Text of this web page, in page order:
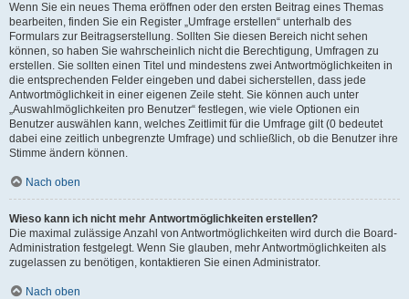
Wenn Sie ein neues Thema eröffnen oder den ersten Beitrag eines Themas
bearbeiten, finden Sie ein Register „Umfrage erstellen“ unterhalb des
Formulars zur Beitragserstellung. Sollten Sie diesen Bereich nicht sehen
können, so haben Sie wahrscheinlich nicht die Berechtigung, Umfragen zu
erstellen. Sie sollten einen Titel und mindestens zwei Antwortmöglichkeiten in
die entsprechenden Felder eingeben und dabei sicherstellen, dass jede
Antwortmöglichkeit in einer eigenen Zeile steht. Sie können auch unter
„Auswahlmöglichkeiten pro Benutzer“ festlegen, wie viele Optionen ein
Benutzer auswählen kann, welches Zeitlimit für die Umfrage gilt (0 bedeutet
dabei eine zeitlich unbegrenzte Umfrage) und schließlich, ob die Benutzer ihre
Stimme ändern können.
Nach oben
Wieso kann ich nicht mehr Antwortmöglichkeiten erstellen?
Die maximal zulässige Anzahl von Antwortmöglichkeiten wird durch die Board-
Administration festgelegt. Wenn Sie glauben, mehr Antwortmöglichkeiten als
zugelassen zu benötigen, kontaktieren Sie einen Administrator.
Nach oben